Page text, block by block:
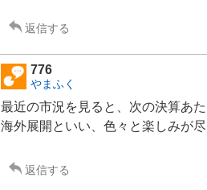
返信する
776
やまふく
最近の市況を見ると、次の決算あ
海外展開といい、色々と楽しみが
返信する